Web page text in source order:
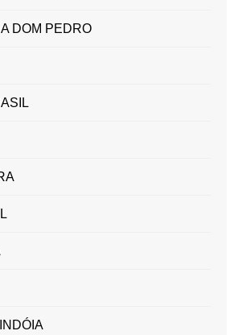
DOM PEDRO